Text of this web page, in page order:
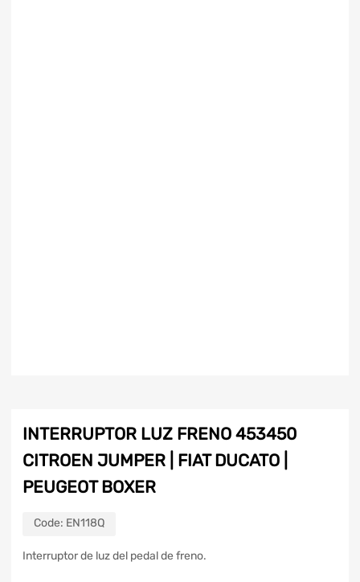
INTERRUPTOR LUZ FRENO 453450
CITROEN JUMPER | FIAT DUCATO |
PEUGEOT BOXER
Code: EN118Q
Interruptor de luz del pedal de freno.